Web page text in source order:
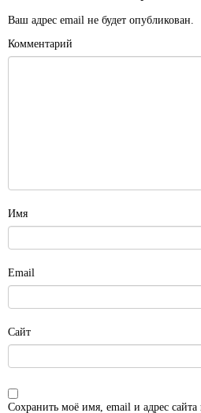
Ваш адрес email не будет опубликован.
Комментарий
Имя
Email
Сайт
Сохранить моё имя, email и адрес сайта